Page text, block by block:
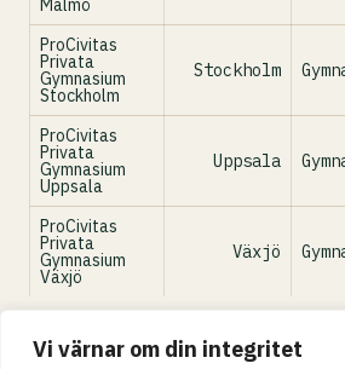
Vi värnar om din integritet
Malmö
ProCivitas
Privata
Gymnasium
Stockholm
Stockholm
ProCivitas
Privata
Gymnasium
Uppsala
Uppsala
ProCivitas
Privata
Gymnasium
Växjö
Växjö
Skolverket.Om datan →